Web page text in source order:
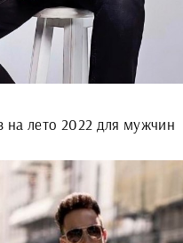
на лето 2022 для мужчин